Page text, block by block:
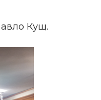
Кущ.